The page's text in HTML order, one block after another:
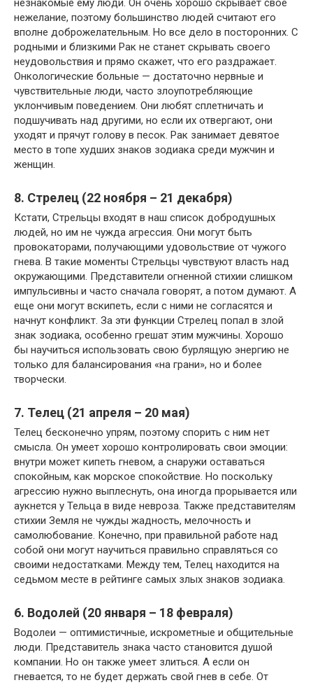
незнакомые ему люди. Он очень хорошо скрывает свое
нежелание, поэтому большинство людей считают его
вполне доброжелательным. Но все дело в посторонних. С
родными и близкими Рак не станет скрывать своего
неудовольствия и прямо скажет, что его раздражает.
Онкологические больные — достаточно нервные и
чувствительные люди, часто злоупотребляющие
уклончивым поведением. Они любят сплетничать и
подшучивать над другими, но если их отвергают, они
уходят и прячут голову в песок. Рак занимает девятое
место в топе худших знаков зодиака среди мужчин и
женщин.
8. Стрелец (22 ноября – 21 декабря)
Кстати, Стрельцы входят в наш список добродушных
людей, но им не чужда агрессия. Они могут быть
провокаторами, получающими удовольствие от чужого
гнева. В такие моменты Стрельцы чувствуют власть над
окружающими. Представители огненной стихии слишком
импульсивны и часто сначала говорят, а потом думают. А
еще они могут вскипеть, если с ними не согласятся и
начнут конфликт. За эти функции Стрелец попал в злой
знак зодиака, особенно грешат этим мужчины. Хорошо
бы научиться использовать свою бурлящую энергию не
только для балансирования «на грани», но и более
творчески.
7. Телец (21 апреля – 20 мая)
Телец бесконечно упрям, поэтому спорить с ним нет
смысла. Он умеет хорошо контролировать свои эмоции:
внутри может кипеть гневом, а снаружи оставаться
спокойным, как морское спокойствие. Но поскольку
агрессию нужно выплеснуть, она иногда прорывается или
аукнется у Тельца в виде невроза. Также представителям
стихии Земля не чужды жадность, мелочность и
самолюбование. Конечно, при правильной работе над
собой они могут научиться правильно справляться со
своими недостатками. Между тем, Телец находится на
седьмом месте в рейтинге самых злых знаков зодиака.
6. Водолей (20 января – 18 февраля)
Водолеи — оптимистичные, искрометные и общительные
люди. Представитель знака часто становится душой
компании. Но он также умеет злиться. А если он
гневается, то не будет держать свой гнев в себе. От